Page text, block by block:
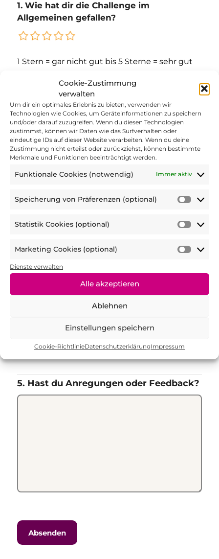
Cookie-Zustimmung
verwalten
Um dir ein optimales Erlebnis zu bieten, verwenden wir
Technologien wie Cookies, um Geräteinformationen zu speichern
und/oder darauf zuzugreifen. Wenn du diesen Technologien
zustimmst, können wir Daten wie das Surfverhalten oder
eindeutige IDs auf dieser Website verarbeiten. Wenn du deine
Zustimmung nicht erteilst oder zurückziehst, können bestimmte
Merkmale und Funktionen beeinträchtigt werden.
Funktionale Cookies (notwendig) Immer aktiv
Speicherung von Präferenzen (optional)
Statistik Cookies (optional)
Marketing Cookies (optional)
Dienste verwalten
Alle akzeptieren
Ablehnen
Einstellungen speichern
Cookie-RichtlinieDatenschutzerklärungImpressum
1. Wie hat dir die Challenge im
Allgemeinen gefallen?
1 Stern = gar nicht gut bis 5 Sterne = sehr gut
2. Würdest du erneut an einer Challenge
teilnehmen?
Ja
Nein
dass du dich mehr bewegst?
1 Stern = stimme gar nicht zu
5 Sterne =
4. Denkst du, dass die Challenge dir dabei
geholfen hat, dich auch zukünftig mehr
1 Stern = stimme gar nicht zubis5 Sterne =
stimme voll zu
5. Hast du Anregungen oder Feedback?